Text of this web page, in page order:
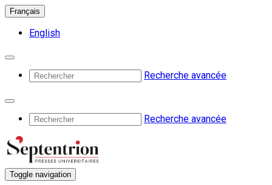
Français
English
Recherche avancée
Recherche avancée
Toggle navigation